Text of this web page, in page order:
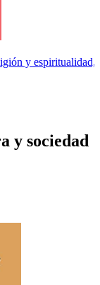
y espiritualidad,
y sociedad